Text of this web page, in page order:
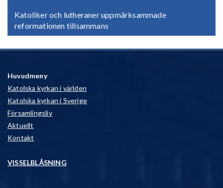
Katoliker och lutheraner uppmärksammade
reformationen tillsammans
Huvudmeny
Katolska kyrkan i världen
Katolska kyrkan i Sverige
Församlingsliv
Aktuellt
Kontakt
VISSELBLÅSNING